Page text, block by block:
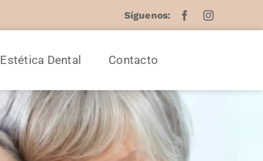
FacebookInstagram
Estética Dental Contacto